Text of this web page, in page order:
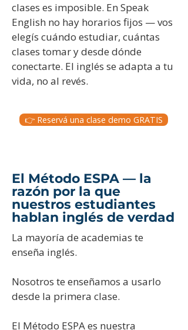
clases es imposible. En Speak
English no hay horarios fijos — vos
elegís cuándo estudiar, cuántas
clases tomar y desde dónde
conectarte. El inglés se adapta a tu
vida, no al revés.
👉 Reservá una clase demo GRATIS
El Método ESPA — la
razón por la que
nuestros estudiantes
hablan inglés de verdad
La mayoría de academias te
enseña inglés.
Nosotros te enseñamos a usarlo
desde la primera clase.
El Método ESPA es nuestra